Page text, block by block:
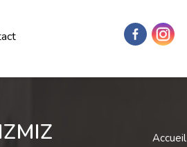
Accueil